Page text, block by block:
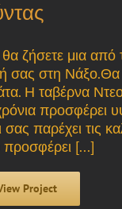
ζήσετε μια από
σας στη
Η ταβέρνα
προσφέρει
παρέχει τις
προσφέρει [...]
Project